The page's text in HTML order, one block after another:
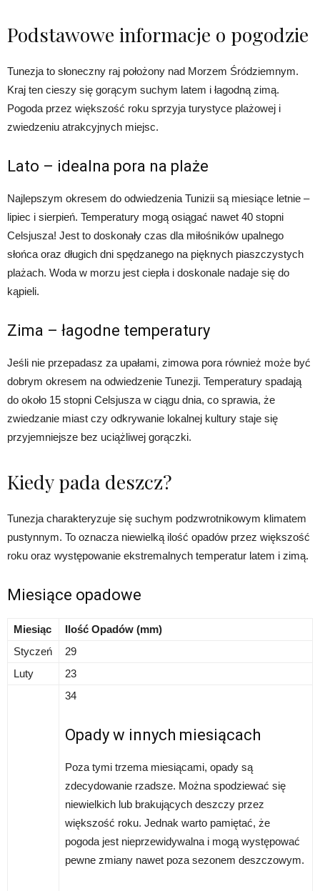
Podstawowe informacje o pogodzie
Tunezja to słoneczny raj położony nad Morzem Śródziemnym.
Kraj ten cieszy się gorącym suchym latem i łagodną zimą.
Pogoda przez większość roku sprzyja turystyce plażowej i
zwiedzeniu atrakcyjnych miejsc.
Lato – idealna pora na plaże
Najlepszym okresem do odwiedzenia Tunizii są miesiące letnie –
lipiec i sierpień. Temperatury mogą osiągać nawet 40 stopni
Celsjusza! Jest to doskonały czas dla miłośników upalnego
słońca oraz długich dni spędzanego na pięknych piaszczystych
plażach. Woda w morzu jest ciepła i doskonale nadaje się do
kąpieli.
Zima – łagodne temperatury
Jeśli nie przepadasz za upałami, zimowa pora również może być
dobrym okresem na odwiedzenie Tunezji. Temperatury spadają
do około 15 stopni Celsjusza w ciągu dnia, co sprawia, że
zwiedzanie miast czy odkrywanie lokalnej kultury staje się
przyjemniejsze bez uciążliwej gorączki.
Kiedy pada deszcz?
Tunezja charakteryzuje się suchym podzwrotnikowym klimatem
pustynnym. To oznacza niewielką ilość opadów przez większość
roku oraz występowanie ekstremalnych temperatur latem i zimą.
Miesiące opadowe
Miesiąc
Ilość Opadów (mm)
Styczeń
29
Luty
23
34
Opady w innych miesiącach
Poza tymi trzema miesiącami, opady są
zdecydowanie rzadsze. Można spodziewać się
niewielkich lub brakujących deszczy przez
większość roku. Jednak warto pamiętać, że
pogoda jest nieprzewidywalna i mogą występować
pewne zmiany nawet poza sezonem deszczowym.